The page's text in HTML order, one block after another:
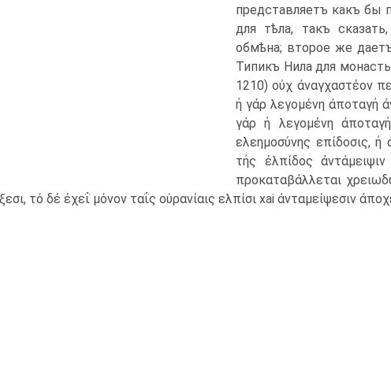
представляетъ какъ бы
для тѣла, такъ
обмѣна; второе же
Типикъ Нила для
1210) ούχ άναγχαστέον
ή γάρ λεγομένη άποταγή
γάρ ή λεγομένη
ελεημοσύνης επίδοσις, ή
τής έλπίδος
προκαταβάλλεται
τό δέ έχεΐ μόνον ταΐς ούρανίαις ελπίσι xai άνταμείψεσιν